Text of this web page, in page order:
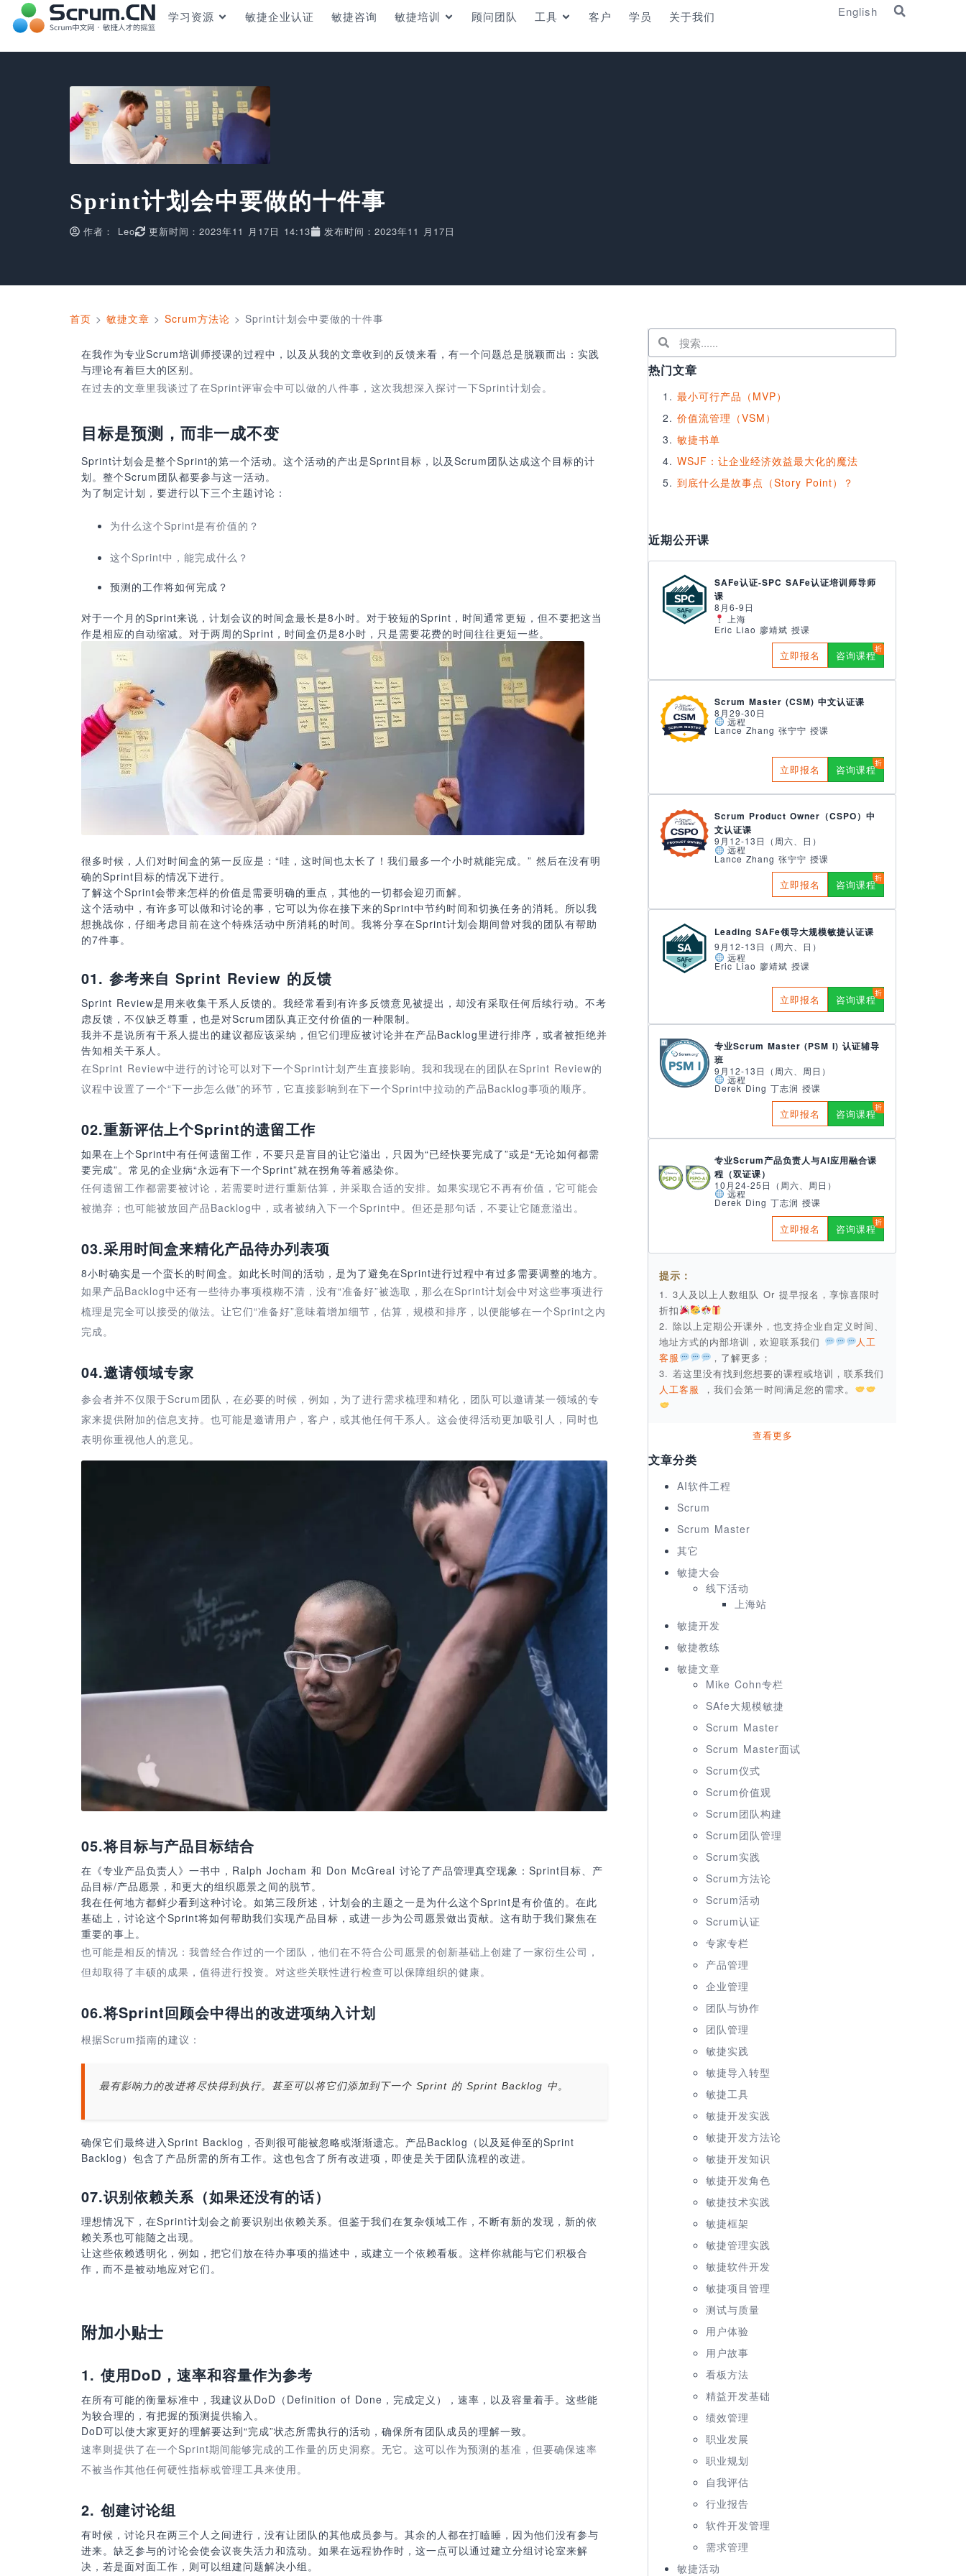
学习资源 敏捷企业认证 敏捷咨询 敏捷培训 顾问团队 工具 客户 学员 关于我们 English
Sprint计划会中要做的十件事
作者： Leo 更新时间：2023年11 月17日 14:13 发布时间：2023年11 月17日
首页 > 敏捷文章 > Scrum方法论 > Sprint计划会中要做的十件事
在我作为专业Scrum培训师授课的过程中，以及从我的文章收到的反馈来看，有一个问题总是脱颖而出：实践
与理论有着巨大的区别。
在过去的文章里我谈过了在Sprint评审会中可以做的八件事，这次我想深入探讨一下Sprint计划会。
目标是预测，而非一成不变
Sprint计划会是整个Sprint的第一个活动。这个活动的产出是Sprint目标，以及Scrum团队达成这个目标的计
划。整个Scrum团队都要参与这一活动。
为了制定计划，要进行以下三个主题讨论：
为什么这个Sprint是有价值的？
这个Sprint中，能完成什么？
预测的工作将如何完成？
对于一个月的Sprint来说，计划会议的时间盒最长是8小时。对于较短的Sprint，时间通常更短，但不要把这当
作是相应的自动缩减。对于两周的Sprint，时间盒仍是8小时，只是需要花费的时间往往更短一些。
很多时候，人们对时间盒的第一反应是：“哇，这时间也太长了！我们最多一个小时就能完成。” 然后在没有明
确的Sprint目标的情况下进行。
了解这个Sprint会带来怎样的价值是需要明确的重点，其他的一切都会迎刃而解。
这个活动中，有许多可以做和讨论的事，它可以为你在接下来的Sprint中节约时间和切换任务的消耗。所以我
想挑战你，仔细考虑目前在这个特殊活动中所消耗的时间。我将分享在Sprint计划会期间曾对我的团队有帮助
的7件事。
01. 参考来自 Sprint Review 的反馈
Sprint Review是用来收集干系人反馈的。我经常看到有许多反馈意见被提出，却没有采取任何后续行动。不考
虑反馈，不仅缺乏尊重，也是对Scrum团队真正交付价值的一种限制。
我并不是说所有干系人提出的建议都应该采纳，但它们理应被讨论并在产品Backlog里进行排序，或者被拒绝并
告知相关干系人。
在Sprint Review中进行的讨论可以对下一个Sprint计划产生直接影响。我和我现在的团队在Sprint Review的
议程中设置了一个“下一步怎么做”的环节，它直接影响到在下一个Sprint中拉动的产品Backlog事项的顺序。
02.重新评估上个Sprint的遗留工作
如果在上个Sprint中有任何遗留工作，不要只是盲目的让它溢出，只因为“已经快要完成了”或是“无论如何都需
要完成”。常见的企业病“永远有下一个Sprint”就在拐角等着感染你。
任何遗留工作都需要被讨论，若需要时进行重新估算，并采取合适的安排。如果实现它不再有价值，它可能会
被抛弃；也可能被放回产品Backlog中，或者被纳入下一个Sprint中。但还是那句话，不要让它随意溢出。
03.采用时间盒来精化产品待办列表项
8小时确实是一个蛮长的时间盒。如此长时间的活动，是为了避免在Sprint进行过程中有过多需要调整的地方。
如果产品Backlog中还有一些待办事项模糊不清，没有“准备好”被选取，那么在Sprint计划会中对这些事项进行
梳理是完全可以接受的做法。让它们“准备好”意味着增加细节，估算，规模和排序，以便能够在一个Sprint之内
完成。
04.邀请领域专家
参会者并不仅限于Scrum团队，在必要的时候，例如，为了进行需求梳理和精化，团队可以邀请某一领域的专
家来提供附加的信息支持。也可能是邀请用户，客户，或其他任何干系人。这会使得活动更加吸引人，同时也
表明你重视他人的意见。
05.将目标与产品目标结合
在《专业产品负责人》一书中，Ralph Jocham 和 Don McGreal 讨论了产品管理真空现象：Sprint目标、产
品目标/产品愿景，和更大的组织愿景之间的脱节。
我在任何地方都鲜少看到这种讨论。如第三段所述，计划会的主题之一是为什么这个Sprint是有价值的。在此
基础上，讨论这个Sprint将如何帮助我们实现产品目标，或进一步为公司愿景做出贡献。这有助于我们聚焦在
重要的事上。
也可能是相反的情况：我曾经合作过的一个团队，他们在不符合公司愿景的创新基础上创建了一家衍生公司，
但却取得了丰硕的成果，值得进行投资。对这些关联性进行检查可以保障组织的健康。
06.将Sprint回顾会中得出的改进项纳入计划
根据Scrum指南的建议：
最有影响力的改进将尽快得到执行。甚至可以将它们添加到下一个 Sprint 的 Sprint Backlog 中。
确保它们最终进入Sprint Backlog，否则很可能被忽略或渐渐遗忘。产品Backlog（以及延伸至的Sprint
Backlog）包含了产品所需的所有工作。这也包含了所有改进项，即使是关于团队流程的改进。
07.识别依赖关系（如果还没有的话）
理想情况下，在Sprint计划会之前要识别出依赖关系。但鉴于我们在复杂领域工作，不断有新的发现，新的依
赖关系也可能随之出现。
让这些依赖透明化，例如，把它们放在待办事项的描述中，或建立一个依赖看板。这样你就能与它们积极合
作，而不是被动地应对它们。
附加小贴士
1. 使用DoD，速率和容量作为参考
在所有可能的衡量标准中，我建议从DoD（Definition of Done，完成定义），速率，以及容量着手。这些能
为较合理的，有把握的预测提供输入。
DoD可以使大家更好的理解要达到“完成”状态所需执行的活动，确保所有团队成员的理解一致。
速率则提供了在一个Sprint期间能够完成的工作量的历史洞察。无它。这可以作为预测的基准，但要确保速率
不被当作其他任何硬性指标或管理工具来使用。
2. 创建讨论组
有时候，讨论只在两三个人之间进行，没有让团队的其他成员参与。其余的人都在打瞌睡，因为他们没有参与
进来。缺乏参与的讨论会使会议丧失活力和流动。如果在远程协作时，这一点可以通过建立分组讨论室来解
决，若是面对面工作，则可以组建问题解决小组。
热门文章
最小可行产品（MVP）
价值流管理（VSM）
敏捷书单
WSJF：让企业经济效益最大化的魔法
到底什么是故事点（Story Point）？
近期公开课
SAFe认证-SPC SAFe认证培训师导师
课
8月6-9日
上海
Eric Liao 廖靖斌 授课
立即报名 咨询课程
Scrum Master (CSM) 中文认证课
8月29-30日
远程
Lance Zhang 张宁宁 授课
立即报名 咨询课程
Scrum Product Owner（CSPO）中
文认证课
9月12-13日（周六、日）
远程
Lance Zhang 张宁宁 授课
立即报名 咨询课程
Leading SAFe领导大规模敏捷认证课
9月12-13日（周六、日）
远程
Eric Liao 廖靖斌 授课
立即报名 咨询课程
专业Scrum Master (PSM I) 认证辅导
班
9月12-13日（周六、周日）
远程
Derek Ding 丁志润 授课
立即报名 咨询课程
专业Scrum产品负责人与AI应用融合课
程（双证课）
10月24-25日（周六、周日）
远程
Derek Ding 丁志润 授课
立即报名 咨询课程
提示：
1. 3人及以上人数组队 Or 提早报名，享惊喜限时
折扣
2. 除以上定期公开课外，也支持企业自定义时间、
地址方式的内部培训，欢迎联系我们
人工
客服
，了解更多；
3. 若这里没有找到您想要的课程或培训，联系我们
人工客服
，我们会第一时间满足您的需求。
查看更多
文章分类
AI软件工程
Scrum
Scrum Master
其它
敏捷大会
线下活动
上海站
敏捷开发
敏捷教练
敏捷文章
Mike Cohn专栏
SAfe大规模敏捷
Scrum Master
Scrum Master面试
Scrum仪式
Scrum价值观
Scrum团队构建
Scrum团队管理
Scrum实践
Scrum方法论
Scrum活动
Scrum认证
专家专栏
产品管理
企业管理
团队与协作
团队管理
敏捷实践
敏捷导入转型
敏捷工具
敏捷开发实践
敏捷开发方法论
敏捷开发知识
敏捷开发角色
敏捷技术实践
敏捷框架
敏捷管理实践
敏捷软件开发
敏捷项目管理
测试与质量
用户体验
用户故事
看板方法
精益开发基础
绩效管理
职业发展
职业规划
自我评估
行业报告
软件开发管理
需求管理
敏捷活动